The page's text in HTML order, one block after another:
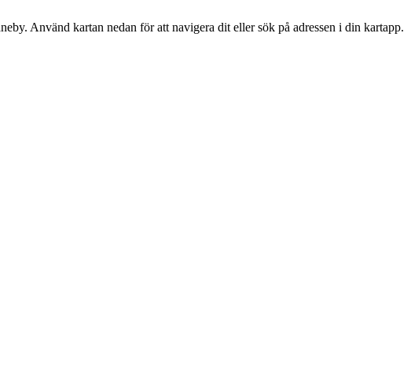
. Använd kartan nedan för att navigera dit eller sök på adressen i din kartapp.